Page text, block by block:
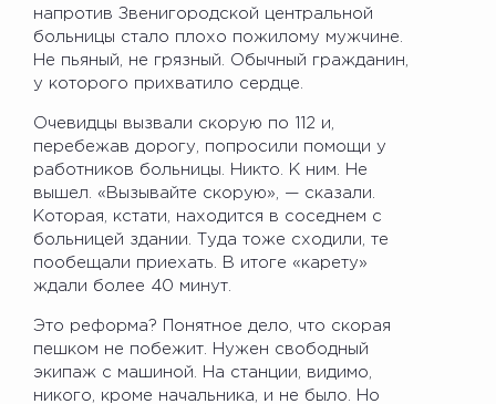
напротив Звенигородской центральной
больницы стало плохо пожилому мужчине.
Не пьяный, не грязный. Обычный гражданин,
у которого прихватило сердце.
Очевидцы вызвали скорую по 112 и,
перебежав дорогу, попросили помощи у
работников больницы. Никто. К ним. Не
вышел. «Вызывайте скорую», — сказали.
Которая, кстати, находится в соседнем с
больницей здании. Туда тоже сходили, те
пообещали приехать. В итоге «карету»
ждали более 40 минут.
Это реформа? Понятное дело, что скорая
пешком не побежит. Нужен свободный
экипаж с машиной. На станции, видимо,
никого, кроме начальника, и не было. Но